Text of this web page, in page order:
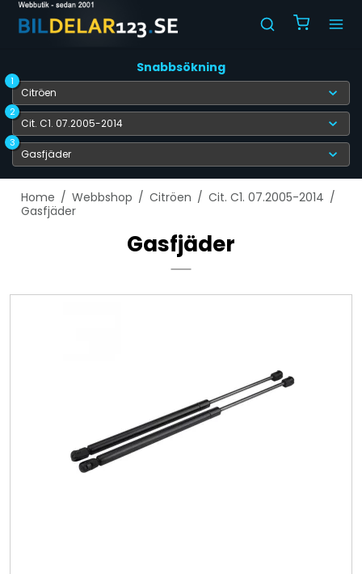
Snabbsökning
1
2
3
Home / Webbshop / Citröen / Cit. C1. 07.2005-2014 /
Gasfjäder
Gasfjäder